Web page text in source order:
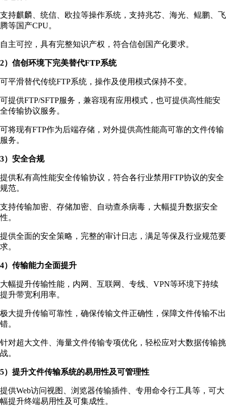
支持麒麟、统信、欧拉等操作系统，支持兆芯、海光、鲲鹏、飞
腾等国产CPU。
自主可控，具有完整知识产权，符合信创国产化要求。
2）信创环境下完美替代FTP系统
可平滑替代传统FTP系统，操作及使用模式保持不变。
可提供FTP/SFTP服务，兼容现有应用模式，也可提供高性能安
全传输协议服务。
可将现有FTP作为后端存储，对外提供高性能高可靠的文件传输
服务。
3）安全合规
提供私有高性能安全传输协议，符合各行业禁用FTP协议的安全
规范。
支持传输加密、存储加密、自动查杀病毒，大幅提升数据安全
性。
提供全面的安全策略，完整的审计日志，满足等保及行业规范要
求。
4）传输能力全面提升
大幅提升传输性能，内网、互联网、专线、VPN等环境下持续
提升带宽利用率。
极大提升传输可靠性，确保传输文件正确性，保障文件传输不出
错。
针对超大文件、海量文件传输专项优化，轻松应对大数据传输挑
战。
5）提升文件传输系统的易用性及可管理性
提供Web访问视图、浏览器传输插件、专用命令行工具等，可大
幅提升终端易用性及可集成性。